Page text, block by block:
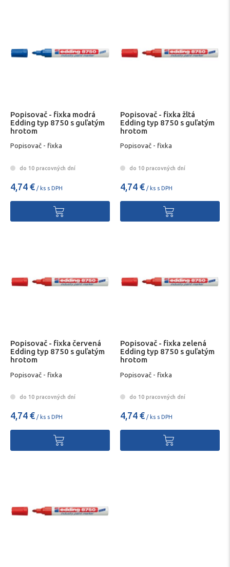
Popisovač - fixka modrá
Edding typ 8750 s guľatým
hrotom
Popisovač - fixka
do 10 pracovných dní
4,74 € / ks s DPH
Popisovač - fixka žltá
Edding typ 8750 s guľatým
hrotom
Popisovač - fixka
do 10 pracovných dní
4,74 € / ks s DPH
Popisovač - fixka červená
Edding typ 8750 s guľatým
hrotom
Popisovač - fixka
do 10 pracovných dní
4,74 € / ks s DPH
Popisovač - fixka zelená
Edding typ 8750 s guľatým
hrotom
Popisovač - fixka
do 10 pracovných dní
4,74 € / ks s DPH